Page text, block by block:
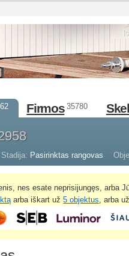
Firmos 35780
Stadija: Pasirinktas rangovas
nes esate neprisijungęs, arba
arba iškart už5 objektus , arba